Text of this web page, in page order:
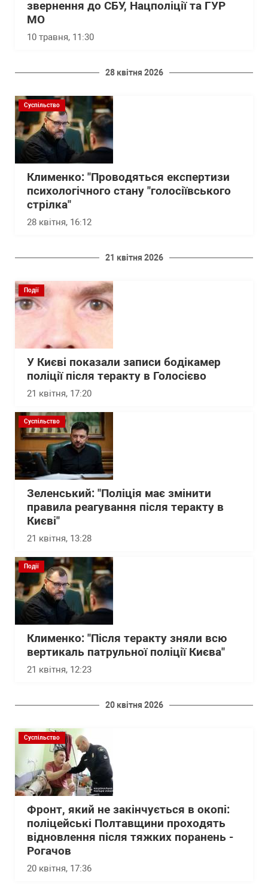
звернення до СБУ, Нацполіції та ГУР
МО
10 травня, 11:30
28 квітня 2026
Суспільство
Клименко: "Проводяться експертизи
психологічного стану "голосіївського
стрілка"
28 квітня, 16:12
21 квітня 2026
Події
У Києві показали записи бодікамер
поліції після теракту в Голосієво
21 квітня, 17:20
Суспільство
Зеленський: "Поліція має змінити
правила реагування після теракту в
Києві"
21 квітня, 13:28
Події
Клименко: "Після теракту зняли всю
вертикаль патрульної поліції Києва"
21 квітня, 12:23
20 квітня 2026
Суспільство
Фронт, який не закінчується в окопі:
поліцейські Полтавщини проходять
відновлення після тяжких поранень -
Рогачов
20 квітня, 17:36